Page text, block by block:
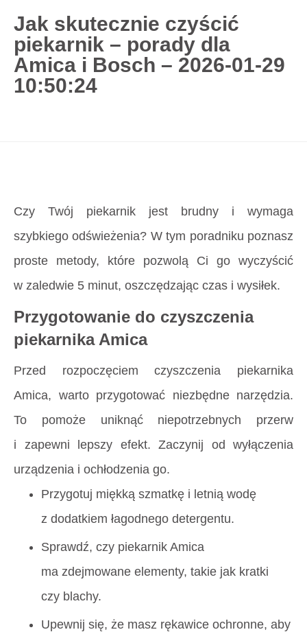
727 775 478
blisco.pl › Poradnik
piekarnik – porady dla Amica i Bosch – 2026-01-29
Jak skutecznie czyścić
piekarnik – porady dla
Amica i Bosch – 2026-01-29
10:50:24
Czy Twój piekarnik jest brudny i wymaga
szybkiego odświeżenia? W tym poradniku poznasz
proste metody, które pozwolą Ci go wyczyścić
w zaledwie 5 minut, oszczędzając czas i wysiłek.
Przygotowanie do czyszczenia
piekarnika Amica
Przed rozpoczęciem czyszczenia piekarnika
Amica, warto przygotować niezbędne narzędzia.
To pomoże uniknąć niepotrzebnych przerw
i zapewni lepszy efekt. Zaczynij od wyłączenia
urządzenia i ochłodzenia go.
Przygotuj miękką szmatkę i letnią wodę
z dodatkiem łagodnego detergentu.
Sprawdź, czy piekarnik Amica
ma zdejmowane elementy, takie jak kratki
czy blachy.
Upewnij się, że masz rękawice ochronne, aby